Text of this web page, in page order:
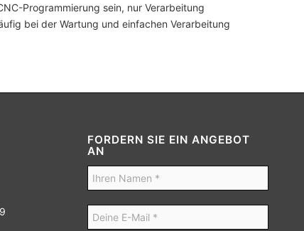
Programmierung sein, nur Verarbeitung
bei der Wartung und einfachen Verarbeitung
FORDERN SIE EIN ANGEBOT
AN